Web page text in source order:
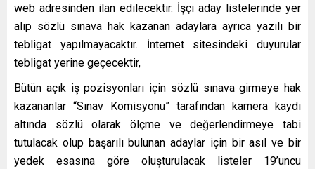
web adresinden ilan edilecektir. İşçi aday listelerinde yer
alıp sözlü sınava hak kazanan adaylara ayrıca yazılı bir
tebligat yapılmayacaktır. İnternet sitesindeki duyurular
tebligat yerine geçecektir,
Bütün açık iş pozisyonları için sözlü sınava girmeye hak
kazananlar “Sınav Komisyonu” tarafından kamera kaydı
altında sözlü olarak ölçme ve değerlendirmeye tabi
tutulacak olup başarılı bulunan adaylar için bir asıl ve bir
yedek esasına göre oluşturulacak listeler 19’uncu